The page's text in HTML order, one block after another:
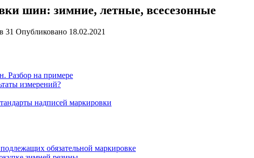
шин: зимние, летные, всесезонные
31 Опубликовано 18.02.2021
Разбор на примере
измерений?
надписей маркировки
обязательной маркировке